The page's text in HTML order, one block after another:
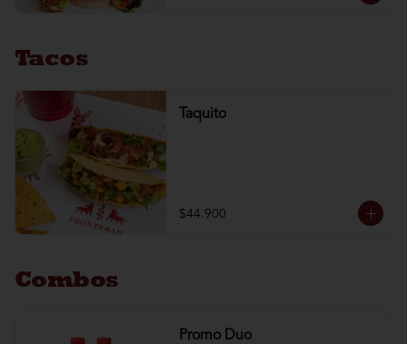
Tacos
Taquito
$44.900
Combos
Promo Duo